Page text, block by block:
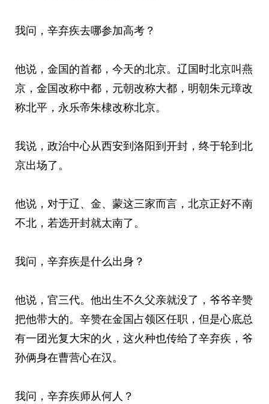
我问，辛弃疾去哪参加高考？
他说，金国的首都，今天的北京。辽国时北京叫燕
京，金国改称中都，元朝改称大都，明朝朱元璋改
称北平，永乐帝朱棣改称北京。
我说，政治中心从西安到洛阳到开封，终于轮到北
京出场了。
他说，对于辽、金、蒙这三家而言，北京正好不南
不北，若选开封就太南了。
我问，辛弃疾是什么出身？
他说，官三代。他出生不久父亲就没了，爷爷辛赞
把他带大的。辛赞在金国占领区任职，但是心底总
有一团光复大宋的火，这火种也传给了辛弃疾，爷
孙俩身在曹营心在汉。
我问，辛弃疾师从何人？